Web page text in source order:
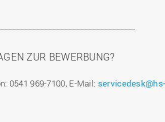
ZUR BEWERBUNG?
0541 969-7100, E-Mail: